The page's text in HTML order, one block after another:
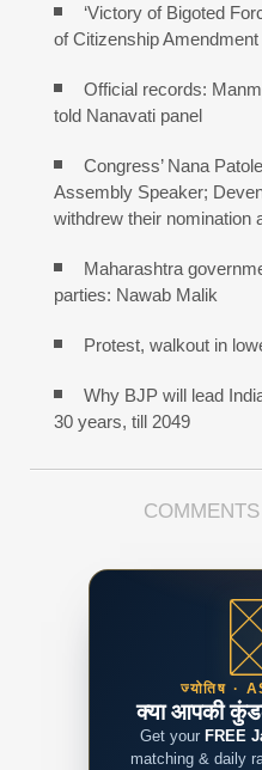
‘Victory of Bigoted
of Citizenship
Official records:
told Nanavati panel
Congress’ Nana
Assembly Speaker;
withdrew their nomination
Maharashtra
parties: Nawab Malik
Protest, walkout in
Why BJP will lead
30 years, till 2049
ज्योतिष ·
क्या आपकी
Get your FREE
matching & daily